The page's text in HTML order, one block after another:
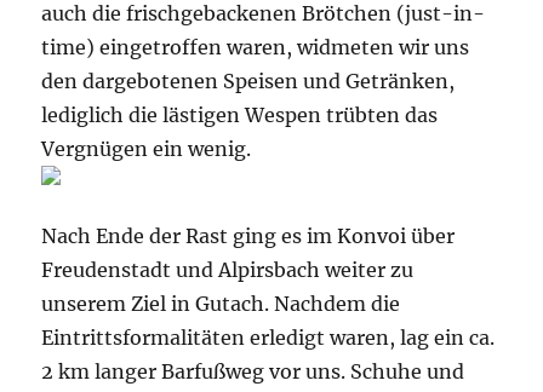
auch die frischgebackenen Brötchen (just-in-
time) eingetroffen waren, widmeten wir uns
den dargebotenen Speisen und Getränken,
lediglich die lästigen Wespen trübten das
Vergnügen ein wenig.
Nach Ende der Rast ging es im Konvoi über
Freudenstadt und Alpirsbach weiter zu
unserem Ziel in Gutach. Nachdem die
Eintrittsformalitäten erledigt waren, lag ein ca.
2 km langer Barfußweg vor uns. Schuhe und